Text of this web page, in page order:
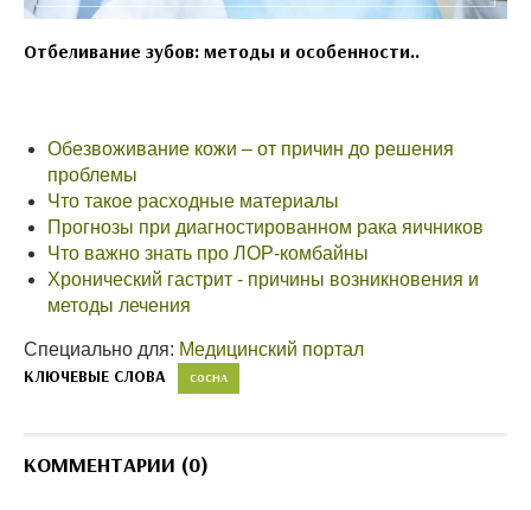
Отбеливание зубов: методы и особенности..
Обезвоживание кожи – от причин до решения
проблемы
Что такое расходные материалы
Прогнозы при диагностированном рака яичников
Что важно знать про ЛОР-комбайны
Хронический гастрит - причины возникновения и
методы лечения
Специально для: Медицинский портал
КЛЮЧЕВЫЕ СЛОВА СОСНА
КОММЕНТАРИИ (0)